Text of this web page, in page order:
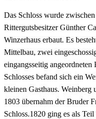
Das Schloss wurde
Rittergutsbesitzer Günther
Winzerhaus erbaut. Es
Mittelbau, zwei
eingangsseitig
Schlosses befand sich ein
kleinen Gasthaus. Weinberg
1803 übernahm der Bruder
Schloss.1820 ging es als